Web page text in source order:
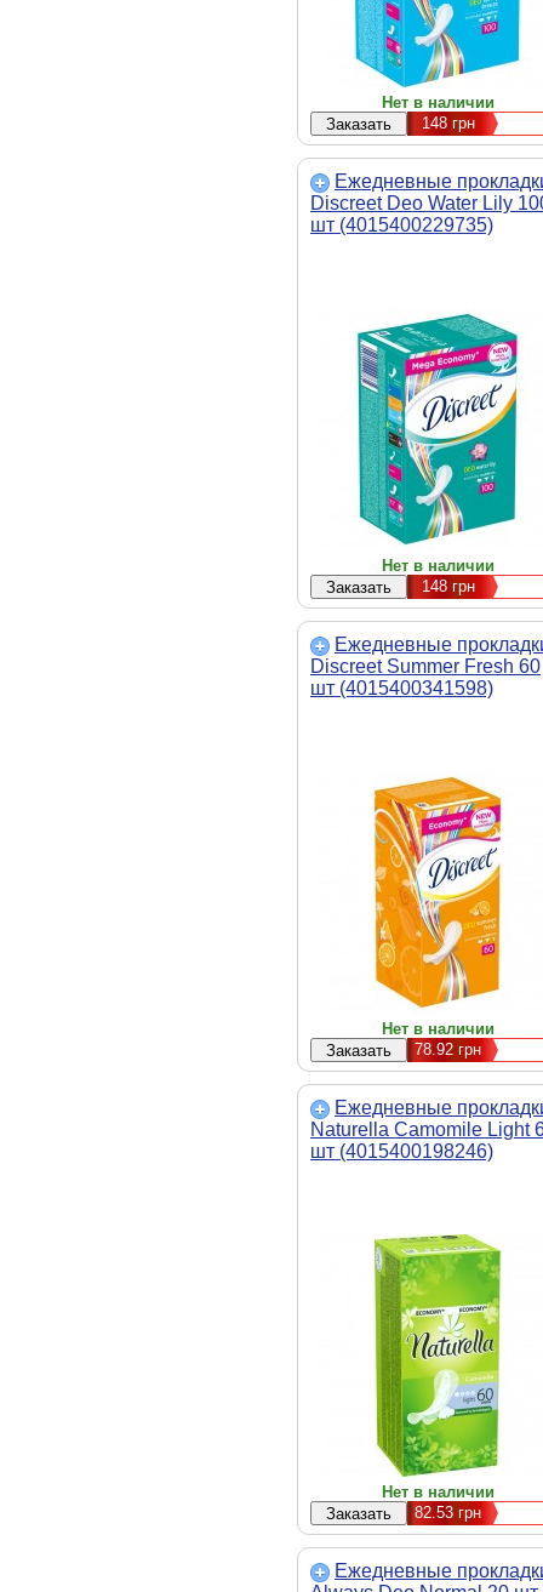
Нет в наличии
148грн
Ежедневные
Discreet Deo Water Lily
шт (4015400229735)
Нет в наличии
148грн
Ежедневные
Discreet Summer Fresh 60
шт (4015400341598)
Нет в наличии
78.92 грн
Ежедневные
Naturella Camomile Light
шт (4015400198246)
Нет в наличии
82.53 грн
Ежедневные